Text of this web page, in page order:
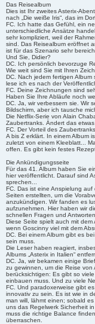
Das Reisealbum
Dies ist Ihr zweites Asterix-
nach „Die weiße Iris“, das im
FC. Ich hatte das Gefühl, ein
unterschiedliche Ansätze
sehr kompliziert, weil der
sind. Das Reisealbum eröffnet
ist für das Szenario sehr
Und Sie, Didier?
DC. Ich persönlich bevorzuge
Wie weit sind Sie mit Ihren
DC. Nach jedem fertigen Album
lese ich es nach der
FC. Deine Zeichnungen sind
Haben Sie Ihre Abläufe noch
DC. Ja, wir verbessern sie. Wir
Bildschirm, aber ich tausche
Die Netflix-Serie von Alain
Zaubertranks. Ändert das
FC. Der Vorteil des
A bis Z erklärt. In einem Album
zuletzt von einem Kleeblatt...
offen. Es gibt kein festes
Die Ankündigungsseite
Für das 41. Album haben Sie
hier veröffentlicht. Darauf sind
sprechen...
FC. Das ist eine Anspielung
Seiten erstellten, um die
anzukündigen. Wir fanden es
aufzunehmen. Hier haben wir
schnellen Fragen und Antworten.
Diese Seite spielt auch mit
wenn Goscinny viel mit dem
DC. Bei einem Album gibt es
sein muss.
Die Leser haben reagiert,
Albums „Asterix in Italien“
DC. Ja, wir bekamen einige
zu gewinnen, um die Reise von
berücksichtigen: Es gibt so
einbauen muss. Und zu viele
FC. Und paradoxerweise gibt
innovativ zu sein. Es ist wie in
man will, lähmt einen; sobald
uns das Regelwerk Sicherheit
muss die richtige Balance
überraschen.